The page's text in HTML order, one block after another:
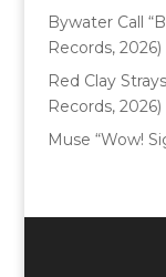
Bywater Call
Records, 2026)
Red Clay
Records, 2026)
Muse “Wow!